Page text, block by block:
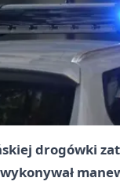
drogówki